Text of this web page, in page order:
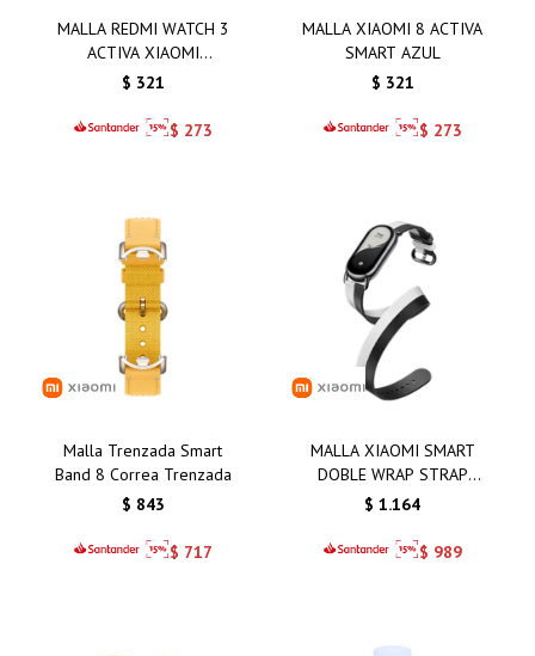
MALLA REDMI WATCH 3
ACTIVA XIAOMI
AMARILLO
$ 321
$ 273
MALLA XIAOMI 8 ACTIVA
SMART AZUL
$ 321
$ 273
Malla Trenzada Smart
Band 8 Correa Trenzada
$ 843
$ 717
MALLA XIAOMI SMART
DOBLE WRAP STRAP
BLANCA Y NEGRA
$ 1.164
$ 989